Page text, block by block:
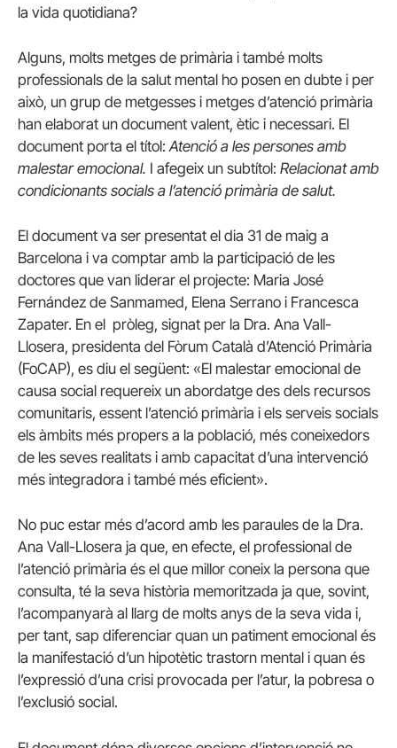
la vida quotidiana?
Alguns, molts metges de primària i també molts
professionals de la salut mental ho posen en dubte i per
això, un grup de metgesses i metges d’atenció primària
han elaborat un document valent, ètic i necessari. El
document porta el títol:Atenció a les persones amb
malestar emocional. I afegeix un subtítol: Relacionat amb
condicionants socials a l’atenció primària de salut.
El document va ser presentat el dia 31 de maig a
Barcelona i va comptar amb la participació de les
doctores que van liderar el projecte: Maria José
Fernández de Sanmamed, Elena Serrano i Francesca
Zapater. En el pròleg, signat per la Dra. Ana Vall-
Llosera, presidenta del Fòrum Català d’Atenció Primària
(FoCAP), es diu el següent: «El malestar emocional de
causa social requereix un abordatge des dels recursos
comunitaris, essent l’atenció primària i els serveis socials
els àmbits més propers a la població, més coneixedors
de les seves realitats i amb capacitat d’una intervenció
més integradora i també més eficient».
No puc estar més d’acord amb les paraules de la Dra.
Ana Vall-Llosera ja que, en efecte, el professional de
l’atenció primària és el que millor coneix la persona que
consulta, té la seva història memoritzada ja que, sovint,
l’acompanyarà al llarg de molts anys de la seva vida i,
per tant, sap diferenciar quan un patiment emocional és
la manifestació d’un hipotètic trastorn mental i quan és
l’expressió d’una crisi provocada per l’atur, la pobresa o
l’exclusió social.